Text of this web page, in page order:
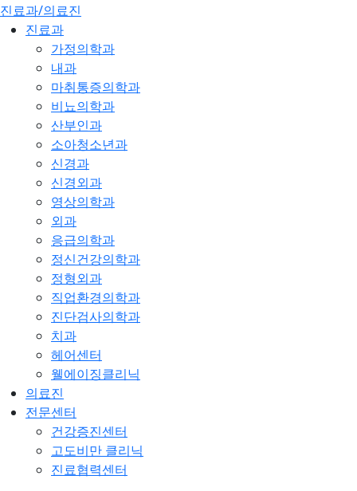
진료과/의료진
진료과
가정의학과
내과
마취통증의학과
비뇨의학과
산부인과
소아청소년과
신경과
신경외과
영상의학과
외과
응급의학과
정신건강의학과
정형외과
직업환경의학과
진단검사의학과
치과
헤어센터
웰에이징클리닉
의료진
전문센터
건강증진센터
고도비만 클리닉
진료협력센터